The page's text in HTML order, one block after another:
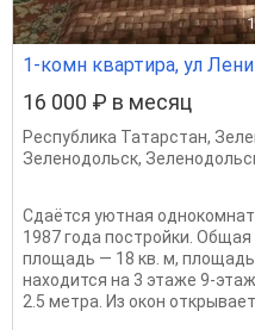
1
1-комн квартира, ул
16 000 ₽ в месяц
Республика Татарстан,
Зеленодольск,
Сдаётся уютная
1987 года постройки.
площадь — 18 кв. м, площадь
находится на 3 этаже 9-
2.5 метра. Из окон